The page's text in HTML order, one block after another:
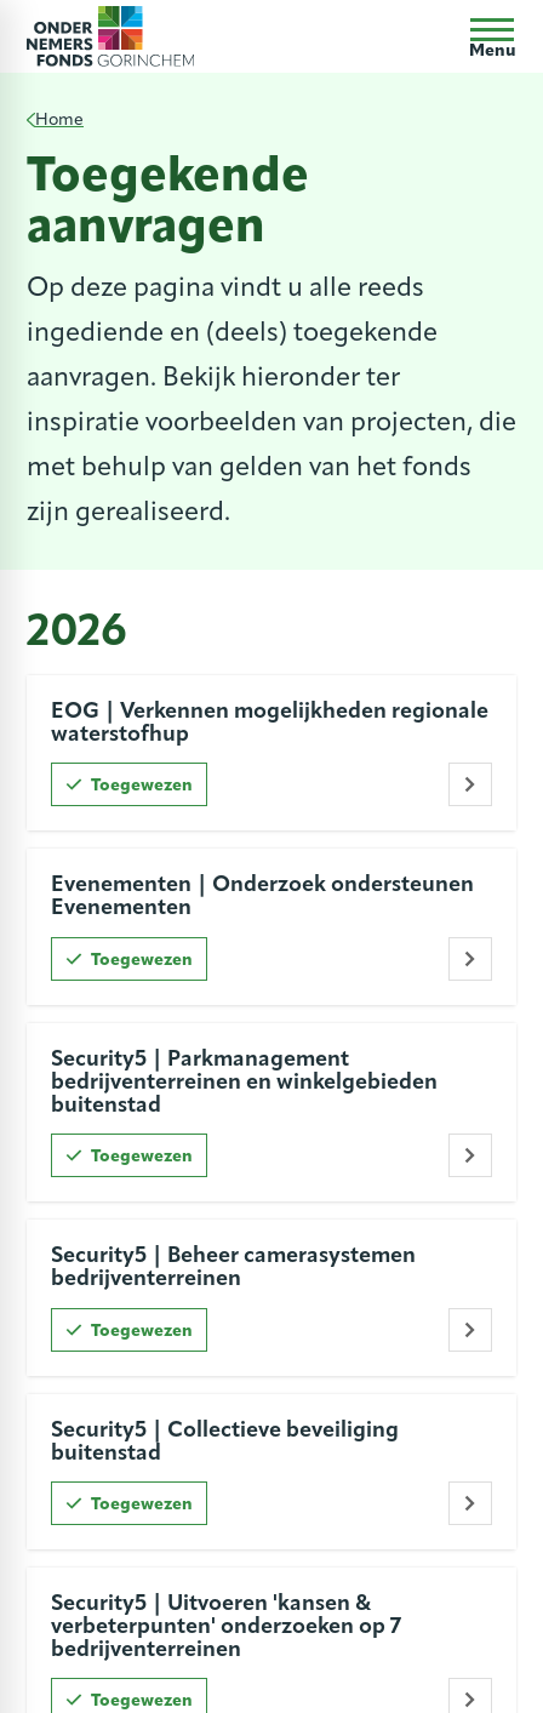
Menu
Home
Toegekende
aanvragen
Op deze pagina vindt u alle reeds
ingediende en (deels) toegekende
aanvragen. Bekijk hieronder ter
inspiratie voorbeelden van projecten, die
met behulp van gelden van het fonds
zijn gerealiseerd.
2026
EOG | Verkennen mogelijkheden regionale
waterstofhup
Toegewezen
Evenementen | Onderzoek ondersteunen
Evenementen
Toegewezen
Security5 | Parkmanagement
bedrijventerreinen en winkelgebieden
buitenstad
Toegewezen
Security5 | Beheer camerasystemen
bedrijventerreinen
Toegewezen
Security5 | Collectieve beveiliging
buitenstad
Toegewezen
Security5 | Uitvoeren 'kansen &
verbeterpunten' onderzoeken op 7
bedrijventerreinen
Toegewezen